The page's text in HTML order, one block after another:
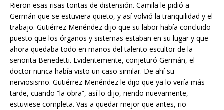
Rieron esas risas tontas de distensión. Camila le pidió a
Germán que se estuviera quieto, y así volvió la tranquilidad y el
trabajo. Gutiérrez Menéndez dijo que su labor había concluido
puesto que los órganos y sistemas estaban en su lugar y que
ahora quedaba todo en manos del talento escultor de la
señorita Benedetti. Evidentemente, conjeturó Germán, el
doctor nunca había visto un caso similar. De ahí su
nerviosismo. Gutiérrez Menéndez le dijo que ya lo vería más
tarde, cuando “la obra”, así lo dijo, riendo nuevamente,
estuviese completa. Vas a quedar mejor que antes, rio